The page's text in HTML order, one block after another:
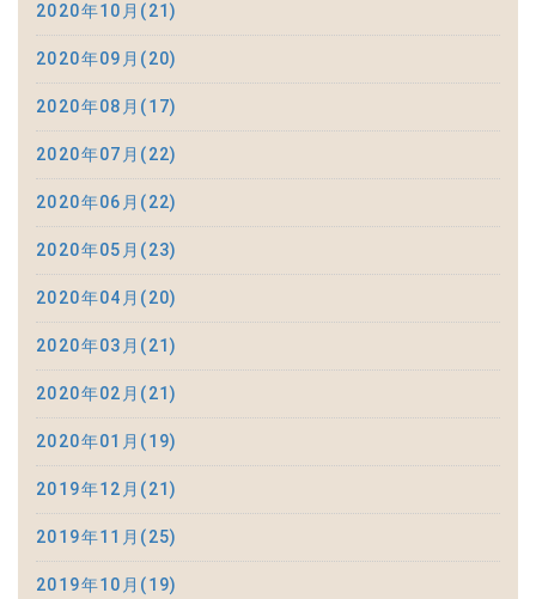
2020年10月(21)
2020年09月(20)
2020年08月(17)
2020年07月(22)
2020年06月(22)
2020年05月(23)
2020年04月(20)
2020年03月(21)
2020年02月(21)
2020年01月(19)
2019年12月(21)
2019年11月(25)
2019年10月(19)